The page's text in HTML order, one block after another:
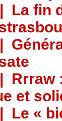
| La fin
|
| Rrraw
et
| Le «